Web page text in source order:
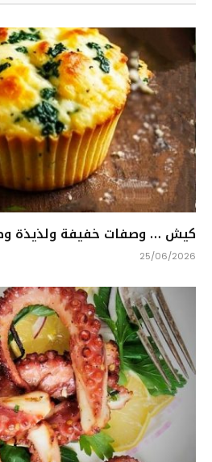
كيش … وصفات خفيفة ولذيذة
25/06/2026